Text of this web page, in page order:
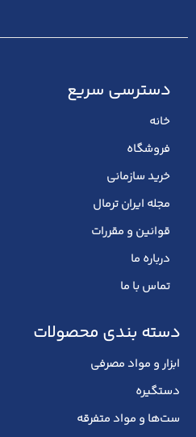
دسترسی سریع
خانه
فروشگاه
خرید سازمانی
مجله ایران ترمال
قوانین و مقررات
درباره ما
تماس با ما
دسته بندی محصولات
ابزار و مواد مصرفی
دستگیره
ست‌ها و مواد متفرقه